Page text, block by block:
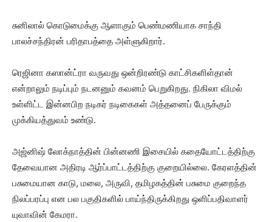
சுனிலால் கொடுமைக்கு ஆளாகும் பெண்மணியாக சாந்தி
பாலச்சந்திரன் பரிதாபத்தை அள்ளுகிறார்.
ரெஜினா கஸான்ட்ரா வருவது ஒன்றிரண்டு காட்சிகளிள்தான்
என்றாலும் நடிப்பும் நடனனும் கவனம் பெறுகிறது. நிகிலா விமல்
உள்ளிட்ட இன்னபிற நடிகர் நடிகைகள் அத்தனைப் பேருக்கும்
முக்கியத்துவம் உண்டு.
அஜ்னிஷ் லோக்நாத்தின் பின்னணி இசையில் கதையோட்டத்திற்கு
தேவையான அதிரடி ஆர்ப்பாட்டத்திற்கு குறையில்லை. கேரளத்தின்
பசுமையான காடு, மலை, அருவி, தமிழகத்தின் பசுமை குறைந்த
நிலப்பரப்பு என பல பகுதிகளில் பாய்ந்திருக்கிறது ஒளிப்பதிவாளர்
யுவாவின் கேமரா.